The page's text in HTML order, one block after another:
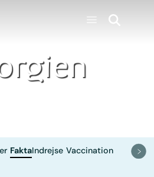
FaktaIndrejse Vaccination